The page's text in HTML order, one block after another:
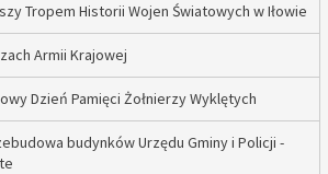
Tropem Historii Wojen Światowych w Iłowie
Armii Krajowej
Dzień Pamięci Żołnierzy Wyklętych
budynków Urzędu Gminy i Policji -